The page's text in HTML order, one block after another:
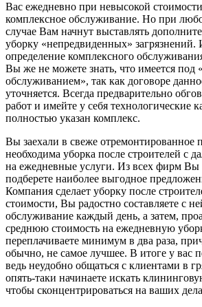
Вас ежедневно при невысокой
комплексное обслуживание. Но при
случае Вам начнут выставлять
уборку «непредвиденных»
определение комплексного
Вы же не можете знать, что имеется под
обслуживанием», так как договоре
уточняется. Всегда предварительно
работ и имейте у себя технологические
полностью указан комплекс.
Вы заехали в свеже отремонтированное
необходима уборка после строителей с
на ежедневные услуги. Из всех фирм Вы
подберете наиболее выгодное
Компания сделает уборку после
стоимости, Вы радостно составляете с
обслуживание каждый день, а затем,
среднюю стоимость на ежедневную
переплачиваете минимум в два раза,
обычно, не самое лучшее. В итоге у вас
ведь неудобно общаться с клиентами в
опять-таки начинаете искать
чтобы сконцентрироваться на ваших